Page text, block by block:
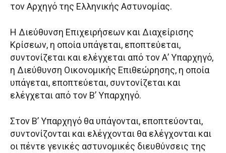
τον Αρχηγό της Ελληνικής Αστυνομίας.
Η Διεύθυνση Επιχειρήσεων και Διαχείρισης
Κρίσεων, η οποία υπάγεται, εποπτεύεται,
συντονίζεται και ελέγχεται από τον Α’ Υπαρχηγό,
η Διεύθυνση Οικονομικής Επιθεώρησης, η οποία
υπάγεται, εποπτεύεται, συντονίζεται και
ελέγχεται από τον Β’ Υπαρχηγό.
Στον Β’ Υπαρχηγό θα υπάγονται, εποπτεύονται,
συντονίζονται και ελέγχονται θα ελέγχονται και
οι πέντε γενικές αστυνομικές διευθύνσεις της